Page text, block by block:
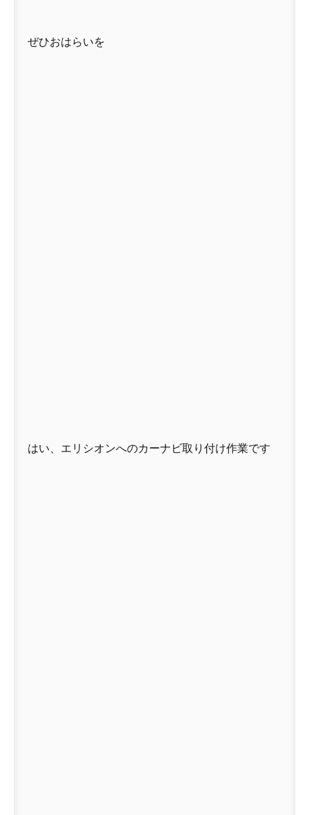
ぜひおはらいを
はい、エリシオンへのカーナビ取り付け作業です